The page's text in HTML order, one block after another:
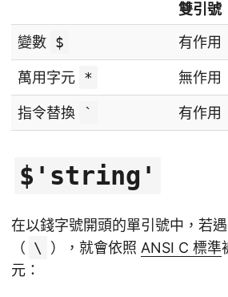
雙引號
變數 $ 有作用
萬用字元 * 無作用
指令替換 ` 有作用
$'string'
在以錢字號開頭的單引號中，若
（ \ ），就會依照 ANSI C 標準
元：